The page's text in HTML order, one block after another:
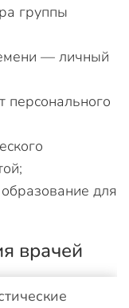
группы
— личный
персонального
для
врачей